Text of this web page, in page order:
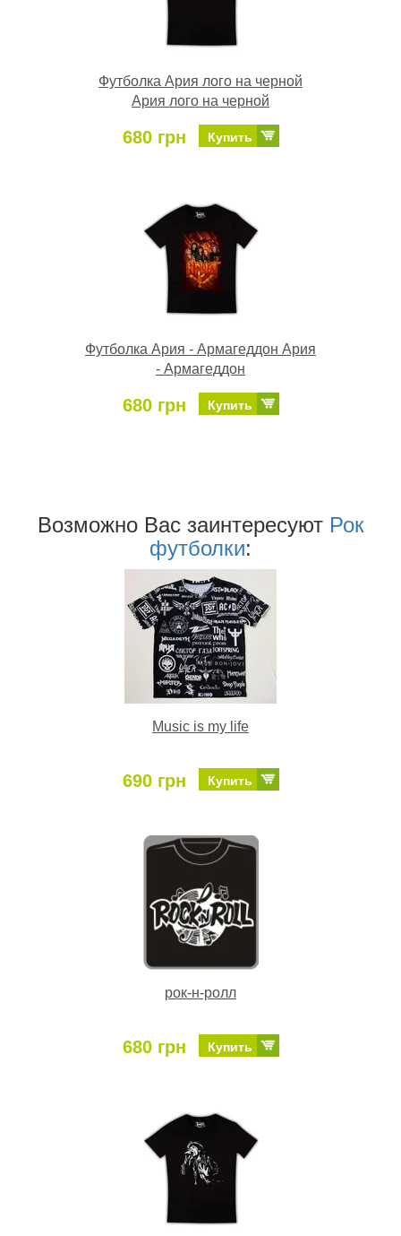
Футболка Ария лого на черной
Ария лого на черной
680 грн Купить
Футболка Ария - Армагеддон Ария
- Армагеддон
680 грн Купить
Возможно Ваc заинтересуют Рок
футболки:
Music is my life
690 грн Купить
рок-н-ролл
680 грн Купить